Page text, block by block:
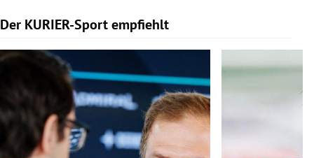
Der KURIER-Sport empfiehlt
Slide 1 von 5